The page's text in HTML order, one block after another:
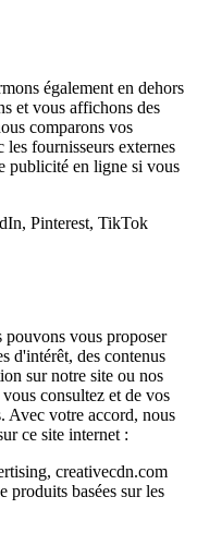
également en dehors
et vous affichons des
comparons vos
les fournisseurs externes
publicité en ligne si vous
Pinterest, TikTok
pouvons vous proposer
d'intérêt, des contenus
sur notre site ou nos
consultez et de vos
Avec votre accord, nous
ce site internet :
creativecdn.com
produits basées sur les